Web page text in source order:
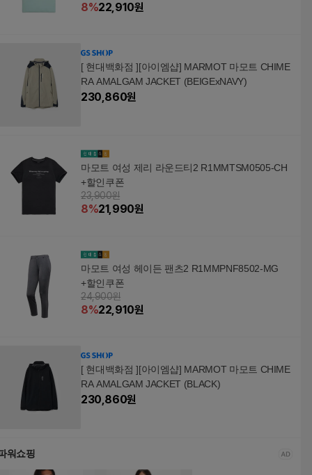
8%22,910원
[ 현대백화점 ][아이엠샵] MARMOT 마모트 CHIME
RA AMALGAM JACKET (BEIGExNAVY)
230,860원
마모트 여성 제리 라운드티2 R1MMTSM0505-CH
+할인쿠폰
23,900원
8%21,990원
마모트 여성 헤이든 팬츠2 R1MMPNF8502-MG
+할인쿠폰
24,900원
8%22,910원
[ 현대백화점 ][아이엠샵] MARMOT 마모트 CHIME
RA AMALGAM JACKET (BLACK)
230,860원
워쇼핑